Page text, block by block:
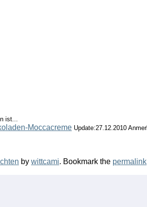
ist...
Moccacreme Update:27.12.2010
by wittcami. Bookmark the permalink